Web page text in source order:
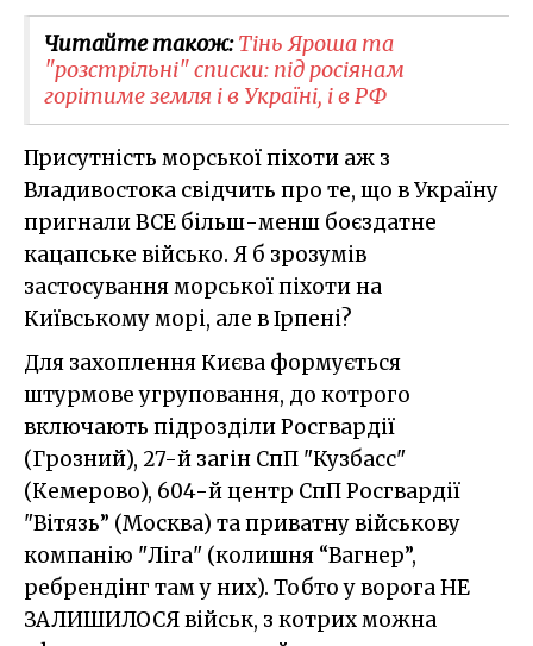
Читайте також:Тінь Яроша та
"розстрільні" списки: під росіянам
горітиме земля і в Україні, і в РФ
Присутність морської піхоти аж з
Владивостока свідчить про те, що в Україну
пригнали ВСЕ більш-менш боєздатне
кацапське військо. Я б зрозумів
застосування морської піхоти на
Київському морі, але в Ірпені?
Для захоплення Києва формується
штурмове угруповання, до котрого
включають підрозділи Росгвардії
(Грозний), 27-й загін СпП "Кузбасс"
(Кемерово), 604-й центр СпП Росгвардії
"Вітязь” (Москва) та приватну військову
компанію "Ліга" (колишня “Вагнер”,
ребрендінг там у них). Тобто у ворога НЕ
ЗАЛИШИЛОСЯ військ, з котрих можна